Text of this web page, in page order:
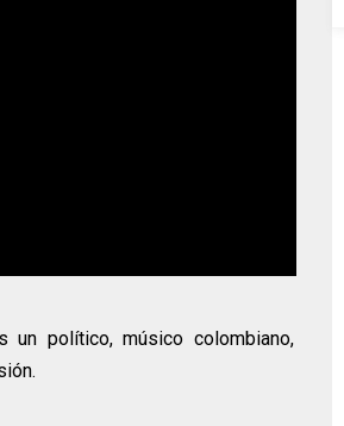
un político, músico colombiano,